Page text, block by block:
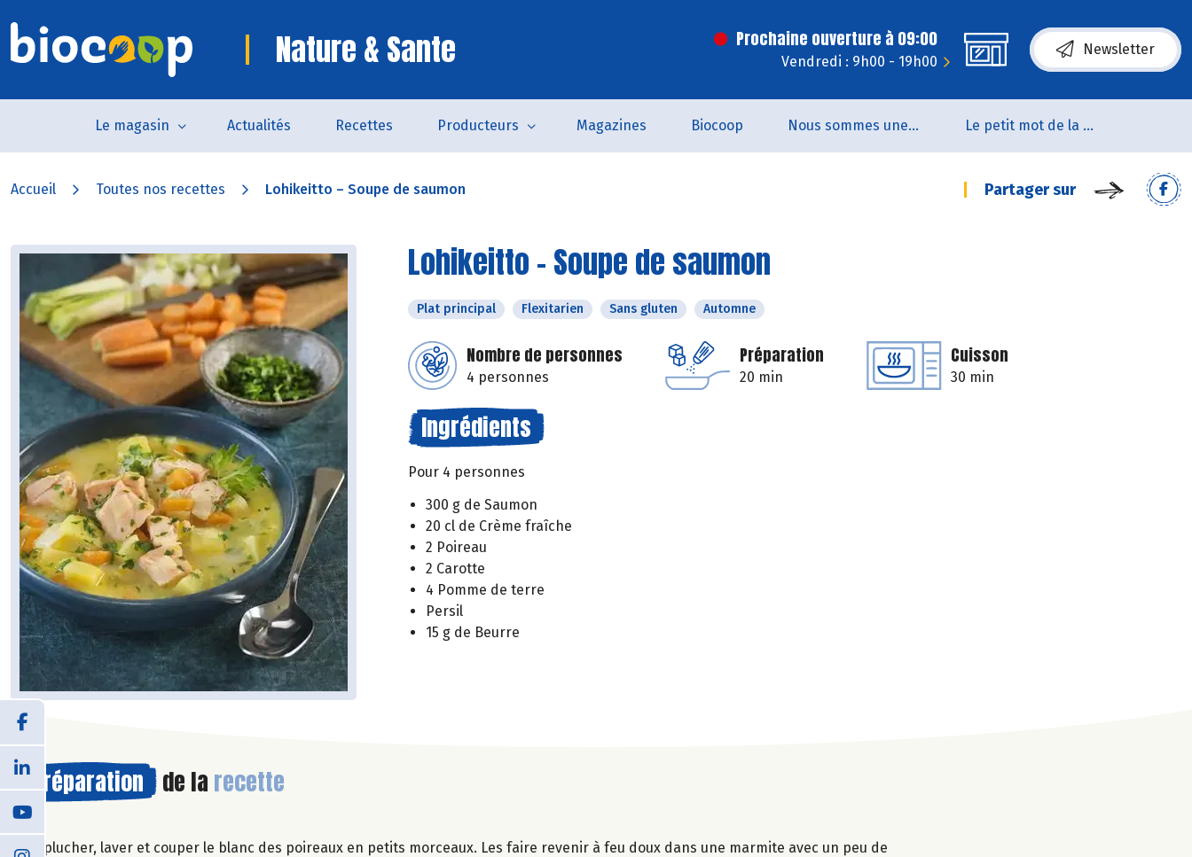
Nature & Sante Prochaine ouverture à 09:00
Vendredi : 9h00 - 19h00
Newsletter
Le magasin Actualités Recettes Producteurs Magazines Biocoop Nous sommes une coopérative de salarié.es Le petit mot de la naturo
Accueil Toutes nos recettes Lohikeitto – Soupe de saumon Partager sur
Lohikeitto – Soupe de saumon
Plat principal Flexitarien Sans gluten Automne
Nombre de personnes
4 personnes
Préparation
20 min
Cuisson
30 min
Ingrédients
Pour 4 personnes
300 g de Saumon
20 cl de Crème fraîche
2 Poireau
2 Carotte
4 Pomme de terre
Persil
15 g de Beurre
Préparation de la recette
Éplucher, laver et couper le blanc des poireaux en petits morceaux. Les faire revenir à feu doux dans une marmite avec un peu de